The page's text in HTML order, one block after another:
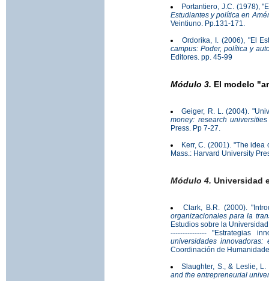
Portantiero, J.C. (1978),
Estudiantes y política en
Veintiuno. Pp.131-171.
Ordorika, I. (2006), "El
campus: Poder, política y
Editores. pp. 45-99
Módulo 3. El modelo
Geiger, R. L. (2004).
money: research
Press. Pp 7-27.
Kerr, C. (2001). "The
Mass.: Harvard University
Módulo 4. Universidad
Clark, B.R. (2000).
organizacionales para la
Estudios sobre la
--------------- "Estrategias
universidades innovadoras:
Coordinación de
Slaughter, S., & Leslie,
and the entrepreneurial